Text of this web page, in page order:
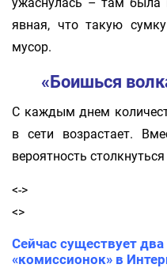
явная, что такую
мусор.
«Боишься
С каждым днем
в сети возрастает.
вероятность
<->
<>
Сейчас существует
«комиссионок» в